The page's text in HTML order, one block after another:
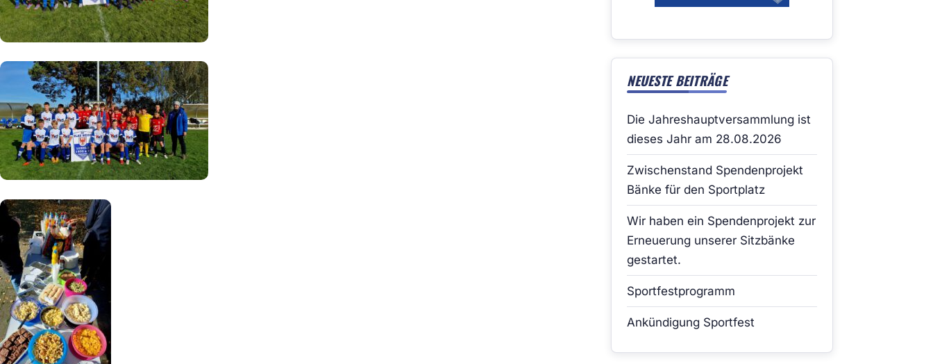
NEUESTE BEITRÄGE
Die Jahreshauptversammlung ist
dieses Jahr am 28.08.2026
Zwischenstand Spendenprojekt
Bänke für den Sportplatz
Wir haben ein Spendenprojekt zur
Erneuerung unserer Sitzbänke
gestartet.
Sportfestprogramm
Ankündigung Sportfest